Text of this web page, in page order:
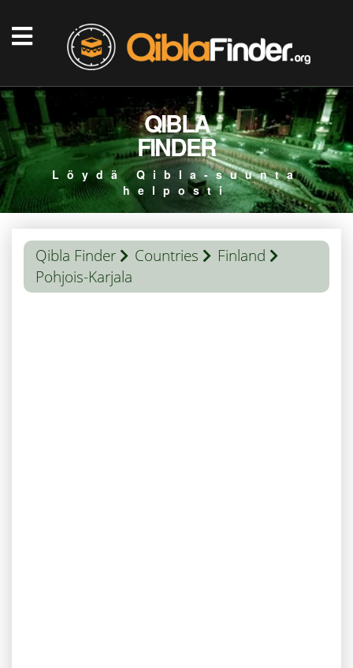
QIBLA
FINDER
Löydä Qibla-suunta
helposti
Qibla Finder Countries
Finland
Pohjois-Karjala